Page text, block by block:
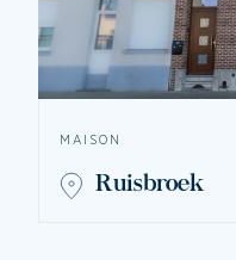
MAISON
ruisbroek